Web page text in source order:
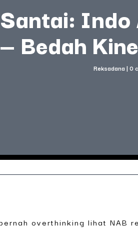
Bedah
Reksadana | 0
overthinking lihat